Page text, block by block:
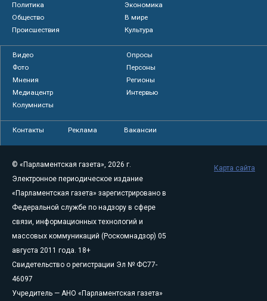
Политика
Экономика
Общество
В мире
Происшествия
Культура
Видео
Опросы
Фото
Персоны
Мнения
Регионы
Медиацентр
Интервью
Колумнисты
Контакты Реклама Вакансии
© «Парламентская газета», 2026 г.
Электронное периодическое издание
«Парламентская газета» зарегистрировано в
Федеральной службе по надзору в сфере
связи, информационных технологий и
массовых коммуникаций (Роскомнадзор) 05
августа 2011 года. 18+
Свидетельство о регистрации Эл № ФС77-
46097
Учредитель — АНО «Парламентская газета»
Карта сайта